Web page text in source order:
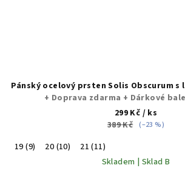
Pánský ocelový prsten Solis Obscurum s
+ Doprava zdarma + Dárkové
299 Kč / ks
389 Kč (–23 %)
19 (9) 20 (10)
21 (11)
Skladem | Sklad B